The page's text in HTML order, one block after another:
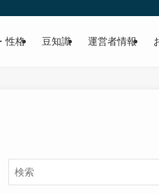
性格 豆知識 運営者情報